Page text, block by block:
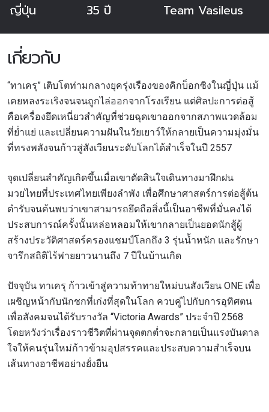
ญี่ปุ่น 35 ปี Team Vasileus
เกี่ยวกับ
“ทาเครุ” เติบโตท่ามกลางยุครุ่งเรืองของคิกบ็อกซิงในญี่ปุ่น แม้
เคยหลงระเริงจนจนถูกไล่ออกจากโรงเรียน แต่ศิลปะการต่อสู้
คือเครื่องยึดเหนี่ยวสำคัญที่ช่วยฉุดเขาออกจากสภาพแวดล้อม
ที่ย่ำแย่ และเปลี่ยนความฝันในวัยเยาว์ให้กลายเป็นความมุ่งมั่น
ที่ทรงพลังจนก้าวสู่สังเวียนระดับโลกได้สำเร็จในปี 2557
จุดเปลี่ยนสำคัญเกิดขึ้นเมื่อเขาตัดสินใจเดินทางมาฝึกฝน
มวยไทยที่ประเทศไทยเพียงลำพัง เพื่อศึกษาศาสตร์การต่อสู้ต้น
ตำรับจนค้นพบว่าเขาสามารถยึดถือสิ่งนี้เป็นอาชีพที่มั่นคงได้
ประสบการณ์ครั้งนั้นหล่อหลอมให้เขากลายเป็นยอดนักสู้ผู้
สร้างประวัติศาสตร์ครองแชมป์โลกถึง 3 รุ่นน้ำหนัก และรักษา
จารึกสถิติไร้พ่ายยาวนานถึง 7 ปีในบ้านเกิด
ปัจจุบัน ทาเครุ ก้าวเข้าสู่ความท้าทายใหม่บนสังเวียน ONE เพื่อ
เผชิญหน้ากับนักชกที่เก่งที่สุดในโลก ควบคู่ไปกับการอุทิศตน
เพื่อสังคมจนได้รับรางวัล “Victoria Awards” ประจำปี 2568
โดยหวังว่าเรื่องราวชีวิตที่ผ่านจุดตกต่ำจะกลายเป็นแรงบันดาล
ใจให้คนรุ่นใหม่ก้าวข้ามอุปสรรคและประสบความสำเร็จบน
เส้นทางอาชีพอย่างยั่งยืน